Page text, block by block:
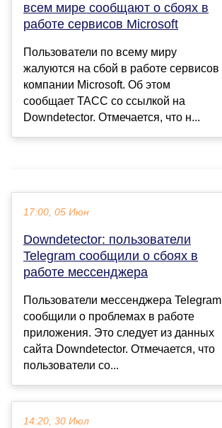
всем мире сообщают о сбоях в
работе сервисов Microsoft
Пользователи по всему миру
жалуются на сбой в работе сервисов
компании Microsoft. Об этом
сообщает ТАСС со ссылкой на
Downdetector. Отмечается, что н...
17:00, 05 Июн
Downdetector: пользователи
Telegram сообщили о сбоях в
работе мессенджера
Пользователи мессенджера Telegram
сообщили о проблемах в работе
приложения. Это следует из данных
сайта Downdetector. Отмечается, что
пользователи со...
14:20, 30 Июл